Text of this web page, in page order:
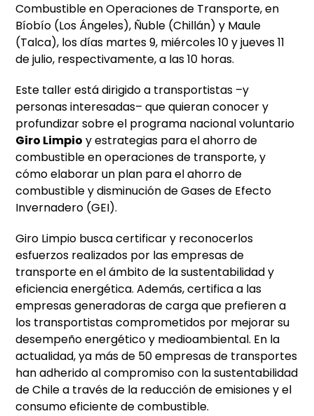
Combustible en Operaciones de Transporte, en
Bíobío (Los Ángeles), Ñuble (Chillán) y Maule
(Talca), los días martes 9, miércoles 10 y jueves 11
de julio, respectivamente, a las 10 horas.
Este taller está dirigido a transportistas –y
personas interesadas– que quieran conocer y
profundizar sobre el programa nacional voluntario
Giro Limpio y estrategias para el ahorro de
combustible en operaciones de transporte, y
cómo elaborar un plan para el ahorro de
combustible y disminución de Gases de Efecto
Invernadero (GEI).
Giro Limpio busca certificar y reconocerlos
esfuerzos realizados por las empresas de
transporte en el ámbito de la sustentabilidad y
eficiencia energética. Además, certifica a las
empresas generadoras de carga que prefieren a
los transportistas comprometidos por mejorar su
desempeño energético y medioambiental. En la
actualidad, ya más de 50 empresas de transportes
han adherido al compromiso con la sustentabilidad
de Chile a través de la reducción de emisiones y el
consumo eficiente de combustible.